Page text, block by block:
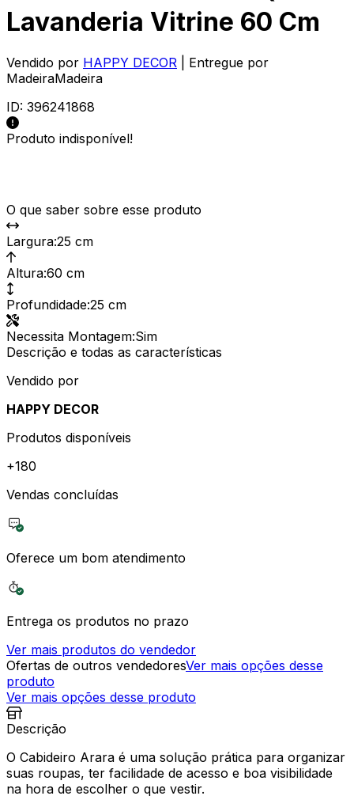
Lavanderia Vitrine 60 Cm
Vendido por HAPPY DECOR
| Entregue por
MadeiraMadeira
ID: 396241868
Produto indisponível!
O que saber sobre esse produto
Largura:25 cm
Altura:60 cm
Profundidade:25 cm
Necessita Montagem:Sim
Descrição e todas as características
Vendido por
HAPPY DECOR
Produtos disponíveis
+180
Vendas concluídas
Oferece um bom atendimento
Entrega os produtos no prazo
Ver mais produtos do vendedor
Ofertas de outros vendedoresVer mais opções desse
produto
Ver mais opções desse produto
Descrição
O Cabideiro Arara é uma solução prática para organizar
suas roupas, ter facilidade de acesso e boa visibilidade
na hora de escolher o que vestir.